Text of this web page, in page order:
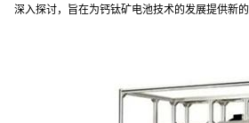
深入探讨，旨在为钙钛矿电池技术的发展提供新的